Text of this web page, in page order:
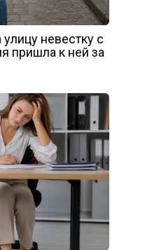
невестку с
пришла к ней за